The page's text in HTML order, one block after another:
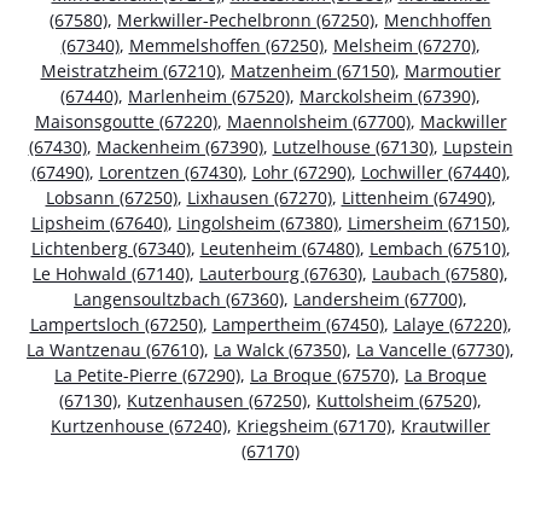
(67580), Merkwiller-Pechelbronn (67250), Menchhoffen
(67340), Memmelshoffen (67250), Melsheim (67270),
Meistratzheim (67210), Matzenheim (67150), Marmoutier
(67440), Marlenheim (67520), Marckolsheim (67390),
Maisonsgoutte (67220), Maennolsheim (67700), Mackwiller
(67430), Mackenheim (67390), Lutzelhouse (67130), Lupstein
(67490), Lorentzen (67430), Lohr (67290), Lochwiller (67440),
Lobsann (67250), Lixhausen (67270), Littenheim (67490),
Lipsheim (67640), Lingolsheim (67380), Limersheim (67150),
Lichtenberg (67340), Leutenheim (67480), Lembach (67510),
Le Hohwald (67140), Lauterbourg (67630), Laubach (67580),
Langensoultzbach (67360), Landersheim (67700),
Lampertsloch (67250), Lampertheim (67450), Lalaye (67220),
La Wantzenau (67610), La Walck (67350), La Vancelle (67730),
La Petite-Pierre (67290), La Broque (67570), La Broque
(67130), Kutzenhausen (67250), Kuttolsheim (67520),
Kurtzenhouse (67240), Kriegsheim (67170), Krautwiller
(67170)